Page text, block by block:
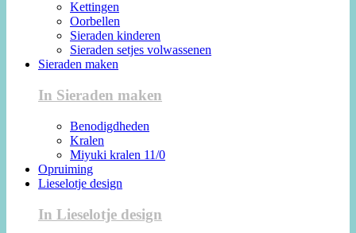
Kettingen
Oorbellen
Sieraden kinderen
Sieraden setjes volwassenen
Sieraden maken
In Sieraden maken
Benodigdheden
Kralen
Miyuki kralen 11/0
Opruiming
Lieselotje design
In Lieselotje design